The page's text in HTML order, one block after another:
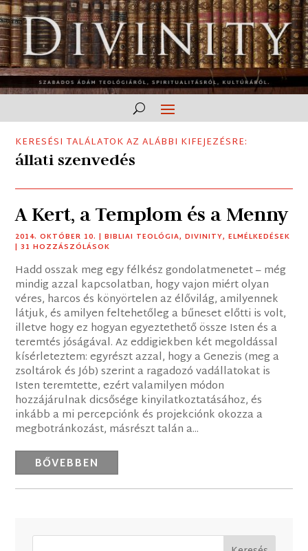
KERESÉSI TALÁLATOK AZ ALÁBBI KIFEJEZÉSRE:
állati szenvedés
A Kert, a Templom és a Menny
2014. OKTÓBER 10. |BIBLIAI TEOLÓGIA,DIVINITY,ELMÉLKEDÉSEK
| 31 HOZZÁSZÓLÁSOK
Hadd osszak meg egy félkész gondolatmenetet – még
mindig azzal kapcsolatban, hogy vajon miért olyan
véres, harcos és könyörtelen az élővilág, amilyennek
látjuk, és amilyen feltehetőleg a bűneset előtti is volt,
illetve hogy ez hogyan egyeztethető össze Isten és a
teremtés jóságával. Az eddigiekben két megoldással
kísérleteztem: egyrészt azzal, hogy a Genezis (meg a
zsoltárok és Jób) szerint a ragadozó vadállatokat is
Isten teremtette, ezért valamilyen módon
hozzájárulnak dicsősége kinyilatkoztatásához, és
inkább a mi percepciónk és projekciónk okozza a
megbotránkozást, másrészt talán a...
BŐVEBBEN